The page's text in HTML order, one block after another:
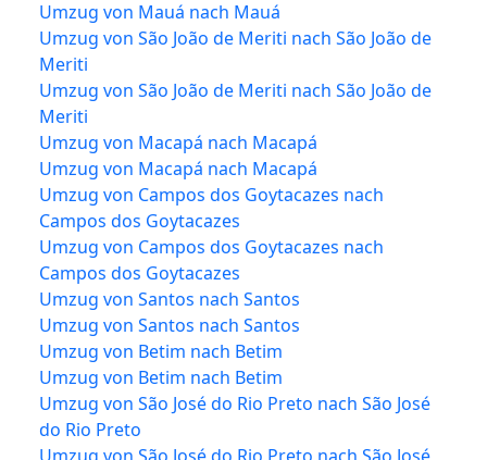
Umzug von Mauá nach Mauá
Umzug von São João de Meriti nach São João de
Meriti
Umzug von São João de Meriti nach São João de
Meriti
Umzug von Macapá nach Macapá
Umzug von Macapá nach Macapá
Umzug von Campos dos Goytacazes nach
Campos dos Goytacazes
Umzug von Campos dos Goytacazes nach
Campos dos Goytacazes
Umzug von Santos nach Santos
Umzug von Santos nach Santos
Umzug von Betim nach Betim
Umzug von Betim nach Betim
Umzug von São José do Rio Preto nach São José
do Rio Preto